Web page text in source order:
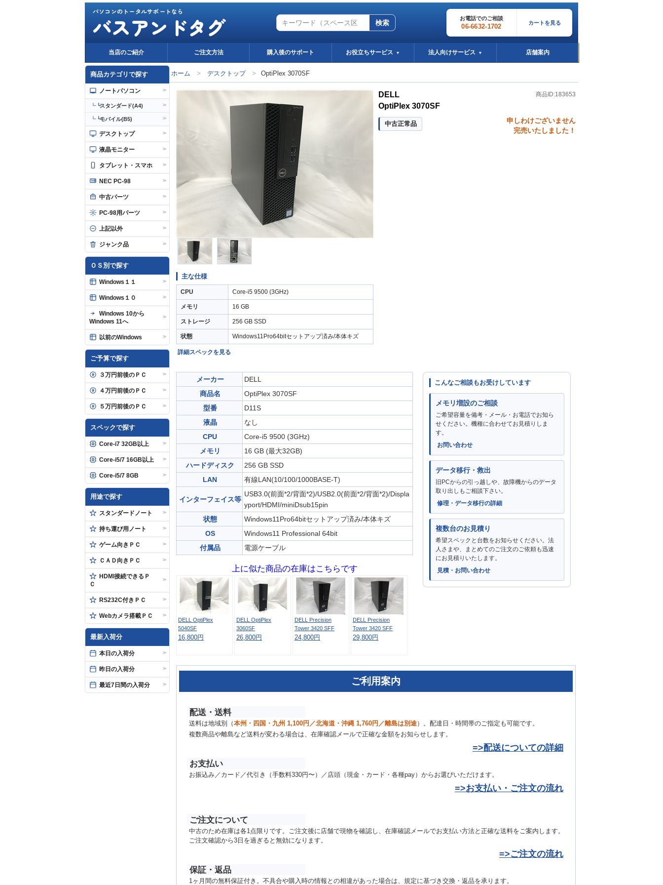
パソコンのトータルサポートなら
バスアンドタグ 検索
お電話でのご相談
06-6632-1702 カートを見る
当店のご紹介 ご注文方法 購入後のサポート お役立ちサービス ▼ 法人向けサービス ▼ 店舗案内
商品カテゴリで探す
ノートパソコン >
┗スタンダード(A4) >
┗モバイル(B5) >
デスクトップ >
液晶モニター >
タブレット・スマホ >
NEC PC-98 >
中古パーツ >
PC-98用パーツ >
上記以外 >
ジャンク品 >
ＯＳ別で探す
Windows１１ >
Windows１０ >
Windows 10から
Windows 11へ
>
以前のWindows >
ご予算で探す
３万円前後のＰＣ >
４万円前後のＰＣ >
５万円前後のＰＣ >
スペックで探す
Core-i7 32GB以上 >
Core-i5/7 16GB以上 >
Core-i5/7 8GB >
用途で探す
スタンダードノート >
持ち運び用ノート >
ゲーム向きＰＣ >
ＣＡＤ向きＰＣ >
HDMI接続できるＰ
Ｃ
>
RS232C付きＰＣ >
Webカメラ搭載ＰＣ >
最新入荷分
本日の入荷分 >
昨日の入荷分 >
最近7日間の入荷分 >
ホーム > デスクトップ > OptiPlex 3070SF
主な仕様
CPU Core-i5 9500 (3GHz)
メモリ 16 GB
ストレージ 256 GB SSD
状態 Windows11Pro64bitセットアップ済み/本体キズ
詳細スペックを見る
DELL 商品ID:183653
OptiPlex 3070SF
中古正常品
申しわけございません
完売いたしました！
メーカー
DELL
商品名
OptiPlex 3070SF
型番
D11S
液晶
なし
CPU
Core-i5 9500 (3GHz)
メモリ
16 GB (最大32GB)
ハードディスク
256 GB SSD
LAN
有線LAN(10/100/1000BASE-T)
インターフェイス等
USB3.0(前面*2/背面*2)/USB2.0(前面*2/背面*2)/Displa
yport/HDMI/miniDsub15pin
状態
Windows11Pro64bitセットアップ済み/本体キズ
OS
Windows11 Professional 64bit
付属品
電源ケーブル
上に似た商品の在庫はこちらです
DELL OptiPlex
5040SF
16,800円
DELL OptiPlex
3060SF
26,800円
DELL Precision
Tower 3420 SFF
24,800円
DELL Precision
Tower 3420 SFF
29,800円
こんなご相談もお受けしています
メモリ増設のご相談
ご希望容量を備考・メール・お電話でお知ら
せください。機種に合わせてお見積りしま
す。
お問い合わせ
データ移行・救出
旧PCからの引っ越しや、故障機からのデータ
取り出しもご相談下さい。
修理・データ移行の詳細
複数台のお見積り
希望スペックと台数をお知らせください。法
人さまや、まとめてのご注文のご依頼も迅速
にお見積りいたします。
見積・お問い合わせ
ご利用案内
配送・送料
送料は地域別（本州・四国・九州 1,100円／北海道・沖縄 1,760円／離島は別途）。配達日・時間帯のご指定も可能です。
複数商品や離島など送料が変わる場合は、在庫確認メールで正確な金額をお知らせします。
=>配送についての詳細
お支払い
お振込み／カード／代引き（手数料330円〜）／店頭（現金・カード・各種pay）からお選びいただけます。
=>お支払い・ご注文の流れ
ご注文について
中古のため在庫は各1点限りです。ご注文後に店舗で現物を確認し、在庫確認メールでお支払い方法と正確な送料をご案内します。
ご注文確認から3日を過ぎると無効になります。
=>ご注文の流れ
保証・返品
1ヶ月間の無料保証付き。不具合や購入時の情報との相違があった場合は、規定に基づき交換・返品を承ります。